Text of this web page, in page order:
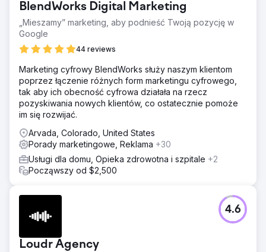
BlendWorks Digital Marketing
„Mieszamy” marketing, aby podnieść Twoją pozycję w
Google
44 reviews
Marketing cyfrowy BlendWorks służy naszym klientom
poprzez łączenie różnych form marketingu cyfrowego,
tak aby ich obecność cyfrowa działała na rzecz
pozyskiwania nowych klientów, co ostatecznie pomoże
im się rozwijać.
Arvada, Colorado, United States
Porady marketingowe, Reklama +30
Usługi dla domu, Opieka zdrowotna i szpitale +2
Począwszy od $2,500
Loudr Agency
4.6